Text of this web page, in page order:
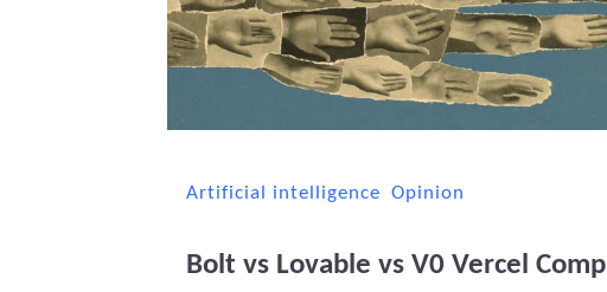
Artificial intelligence Opinion
Bolt vs Lovable vs V0 Vercel